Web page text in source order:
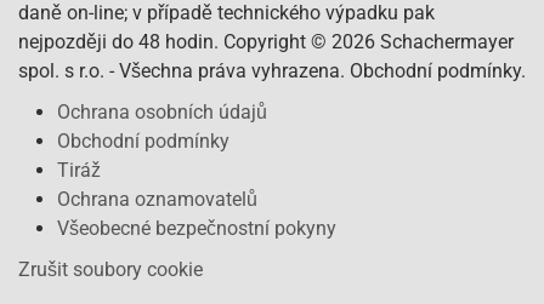
daně on-line; v případě technického výpadku pak
nejpozději do 48 hodin. Copyright © 2026 Schachermayer
spol. s r.o. - Všechna práva vyhrazena. Obchodní podmínky.
Ochrana osobních údajů
Obchodní podmínky
Tiráž
Ochrana oznamovatelů
Všeobecné bezpečnostní pokyny
Zrušit soubory cookie